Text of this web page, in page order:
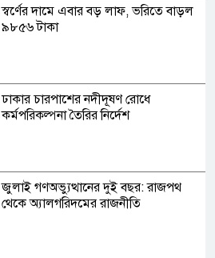
স্বর্ণের দামে এবার বড় লাফ, ভরিতে বাড়ল
৯৮৫৬ টাকা
ঢাকার চারপাশের নদীদূষণ রোধে
কর্মপরিকল্পনা তৈরির নির্দেশ
জুলাই গণঅভ্যুত্থানের দুই বছর: রাজপথ
থেকে অ্যালগরিদমের রাজনীতি